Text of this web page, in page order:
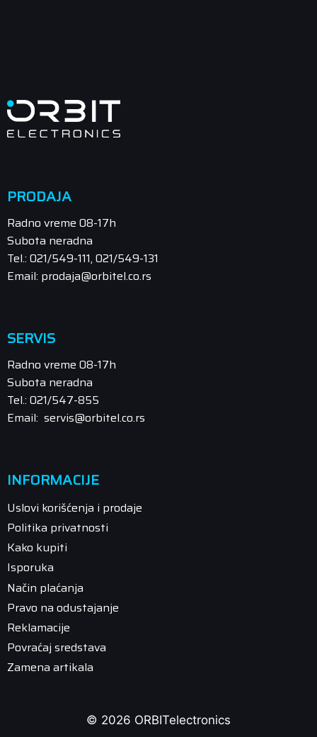
PRODAJA
Radno vreme 08-17h
Subota neradna
Tel.: 021/549-111, 021/549-131
Email: prodaja@orbitel.co.rs
SERVIS
Radno vreme 08-17h
Subota neradna
Tel.: 021/547-855
Email: servis@orbitel.co.rs
INFORMACIJE
Uslovi korišćenja i prodaje
Politika privatnosti
Kako kupiti
Isporuka
Način plaćanja
Pravo na odustajanje
Reklamacije
Povraćaj sredstava
Zamena artikala
© 2026 ORBITelectronics